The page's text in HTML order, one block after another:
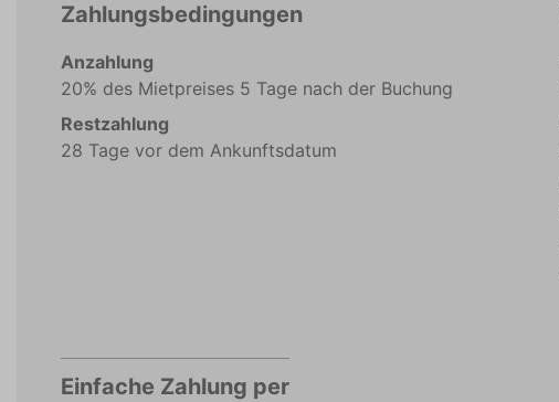
Zahlungsbedingungen
Anzahlung
20% des Mietpreises 5 Tage nach der Buchung
Restzahlung
28 Tage vor dem Ankunftsdatum
Einfache Zahlung per